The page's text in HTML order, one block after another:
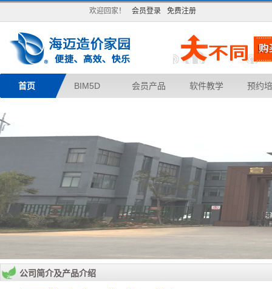
欢迎回家！ 会员登录 免费注册
首页 BIM5D 会员产品 软件教学 预约
公司简介及产品介绍